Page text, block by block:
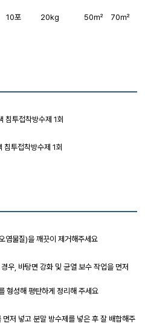
10포 20kg 50㎡ 70㎡
침투접착방수제 1회
투접착방수제 1회
염물질)을 깨끗이 제거해주세요
우, 바탕면 강화 및 균열 보수 작업을 먼저
형성해 평탄하게 정리해 주세요
저 넣고 분말 방수제를 넣은 후 잘 배합해주